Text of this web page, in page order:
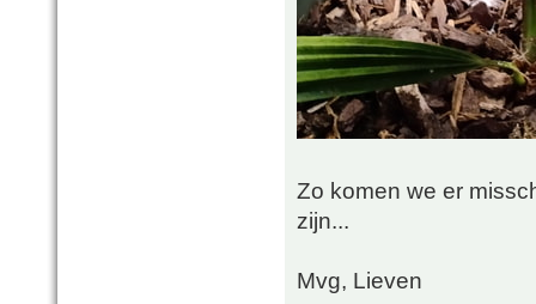
Zo komen we er
zijn...
Mvg, Lieven